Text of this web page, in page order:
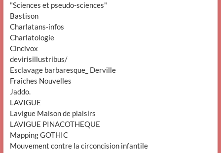
"Sciences et pseudo-sciences"
Bastison
Charlatans-infos
Charlatologie
Cincivox
devirisillustribus/
Esclavage barbaresque_ Derville
Fraîches Nouvelles
Jaddo.
LAVIGUE
Lavigue Maison de plaisirs
LAVIGUE PINACOTHEQUE
Mapping GOTHIC
Mouvement contre la circoncision infantile